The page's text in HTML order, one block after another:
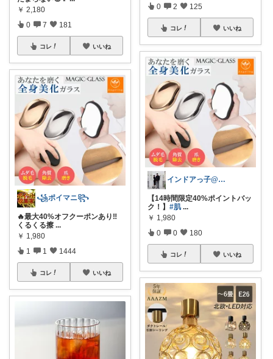
￥ 2,180
0 7 181
コレ いいね
꧁ポイマニ꧂
🔥最大40%オフクーポンあり‼️
くるくる擦 ...
￥ 1,980
1 1 1444
コレ いいね
0 2 125
コレ いいね
インドアっ子@ご購入ありがとうございます
【14時間限定40%ポイントバッ
ク！】 #肌 ...
￥ 1,980
0 0 180
コレ いいね